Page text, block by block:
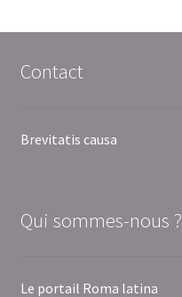
Contact
Brevitatis causa
Qui sommes-nous ?
Le portail Roma latina